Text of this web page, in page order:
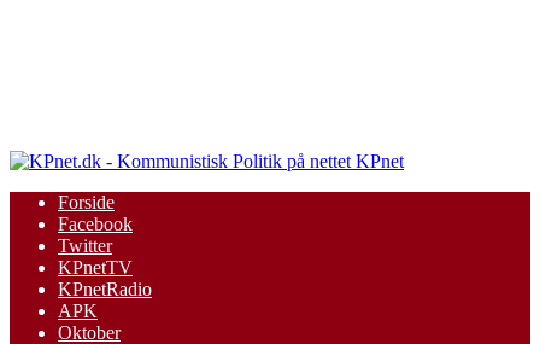
KPnet
Forside
Facebook
Twitter
KPnetTV
KPnetRadio
APK
Oktober